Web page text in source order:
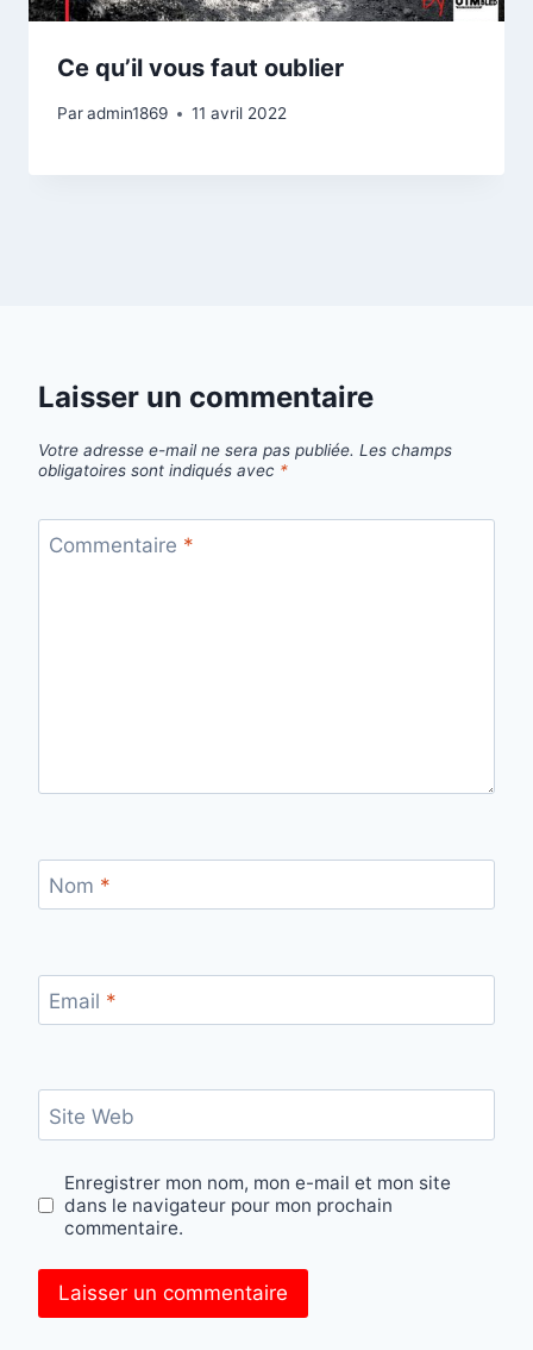
Ce qu’il vous faut oublier
Paradmin1869 11 avril 2022
Laisser un commentaire
Votre adresse e-mail ne sera pas publiée. Les champs
obligatoires sont indiqués avec *
Commentaire *
Nom *
Email *
Site Web
Enregistrer mon nom, mon e-mail et mon site
dans le navigateur pour mon prochain
commentaire.